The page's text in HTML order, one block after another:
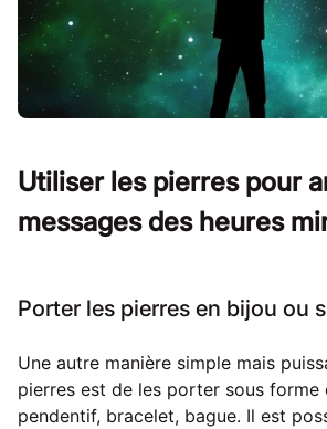
Utiliser les pierres pour
messages des heures
Porter les pierres en bijou ou
Une autre manière simple mais
pierres est de les porter sous forme
pendentif, bracelet, bague. Il est